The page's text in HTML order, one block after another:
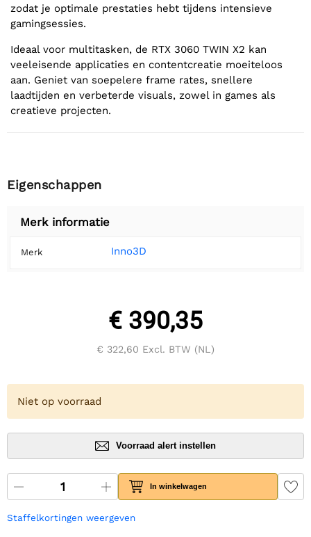
zodat je optimale prestaties hebt tijdens intensieve
gamingsessies.
Ideaal voor multitasken, de RTX 3060 TWIN X2 kan
veeleisende applicaties en contentcreatie moeiteloos
aan. Geniet van soepelere frame rates, snellere
laadtijden en verbeterde visuals, zowel in games als
creatieve projecten.
Eigenschappen
Merk informatie
Merk Inno3D
€ 390,35
€ 322,60 Excl. BTW (NL)
Niet op voorraad
Voorraad alert instellen
In winkelwagen
Staffelkortingen weergeven